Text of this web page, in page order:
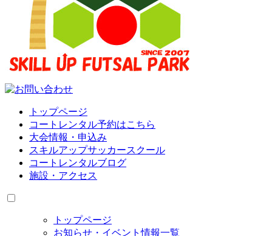
トップページ
コートレンタル予約はこちら
大会情報・申込み
スキルアップサッカースクール
コートレンタルブログ
施設・アクセス
トップページ
お知らせ・イベント情報一覧